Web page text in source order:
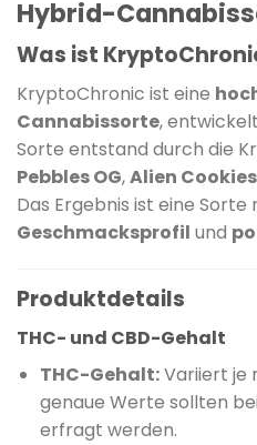
Hybrid-
Was ist
KryptoChronic ist eine
Cannabissorte,
Sorte entstand durch die
Pebbles OG,Alien Cookies
Das Ergebnis ist eine Sorte
Geschmacksprofil und
Produktdetails
THC- und CBD-Gehalt
THC-Gehalt:Variiert je
genaue Werte sollten
erfragt werden.